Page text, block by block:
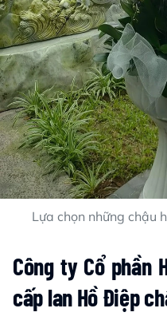
Lựa chọn những chậu
Công ty Cổ phần
cấp lan Hồ Điệp